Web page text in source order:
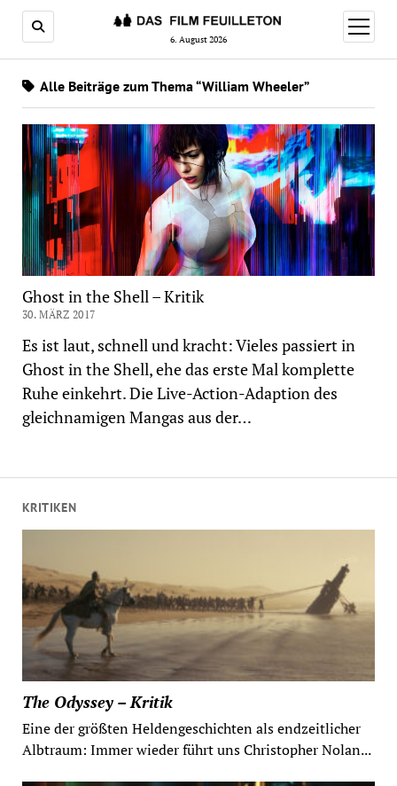
6. August 2026
Menü
öffnen
KRITIKEN
The Odyssey – Kritik
Eine der größten Heldengeschichten als endzeitlicher
Albtraum: Immer wieder führt uns Christopher Nolan...
Alle Beiträge zum Thema “William Wheeler”
Ghost in the Shell – Kritik
30. MÄRZ 2017
Es ist laut, schnell und kracht: Vieles passiert in
Ghost in the Shell, ehe das erste Mal komplette
Ruhe einkehrt. Die Live-Action-Adaption des
gleichnamigen Mangas aus der…